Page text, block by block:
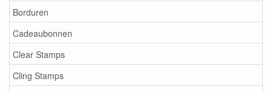
Borduren
Cadeaubonnen
Clear Stamps
Cling Stamps